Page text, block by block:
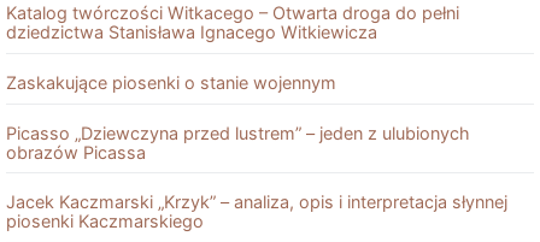
Katalog twórczości Witkacego – Otwarta droga do pełni
dziedzictwa Stanisława Ignacego Witkiewicza
Zaskakujące piosenki o stanie wojennym
Picasso „Dziewczyna przed lustrem” – jeden z ulubionych
obrazów Picassa
Jacek Kaczmarski „Krzyk” – analiza, opis i interpretacja słynnej
piosenki Kaczmarskiego